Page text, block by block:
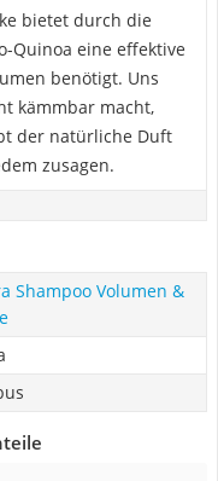
bietet durch die
Quinoa eine effektive
benötigt. Uns
kämmbar macht,
der natürliche Duft
zusagen.
Shampoo Volumen &